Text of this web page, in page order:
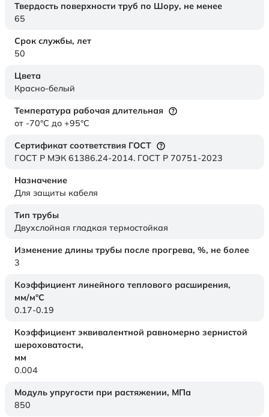
Твердость поверхности труб по Шору, не менее
65
Срок службы, лет
50
Цвета
Красно-белый
Температура рабочая длительная
от -70°C до +95°C
Сертификат соответствия ГОСТ
ГОСТ Р МЭК 61386.24-2014. ГОСТ Р 70751-2023
Назначение
Для защиты кабеля
Тип трубы
Двухслойная гладкая термостойкая
Изменение длины трубы после прогрева, %, не более
3
Коэффициент линейного теплового расширения,
мм/м°С
0.17-0.19
Коэффициент эквивалентной равномерно зернистой
шероховатости,
мм
0.004
Модуль упругости при растяжении, МПа
850